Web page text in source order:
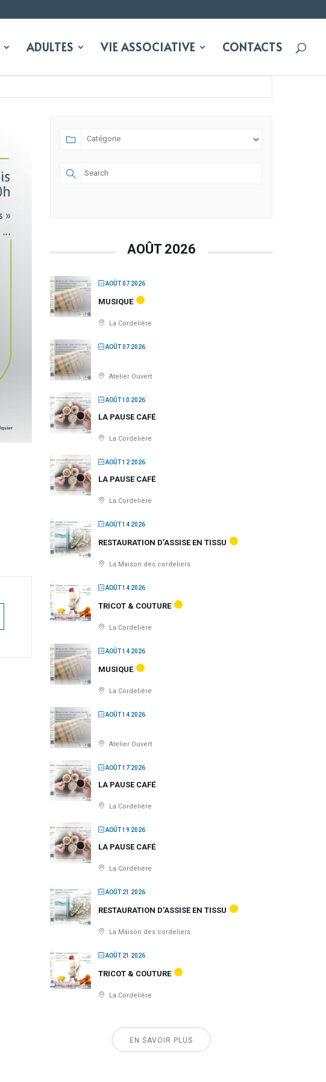
ADULTES VIE ASSOCIATIVE CONTACTS
AOÛT 2026
AOÛT 07 2026
MUSIQUE
La Cordelière
AOÛT 07 2026
Atelier Ouvert
AOÛT 10 2026
LA PAUSE CAFÉ
La Cordelière
AOÛT 12 2026
LA PAUSE CAFÉ
La Cordelière
AOÛT 14 2026
RESTAURATION D’ASSISE EN TISSU
La Maison des cordeliers
AOÛT 14 2026
TRICOT & COUTURE
La Cordelière
AOÛT 14 2026
MUSIQUE
La Cordelière
AOÛT 14 2026
Atelier Ouvert
AOÛT 17 2026
LA PAUSE CAFÉ
La Cordelière
AOÛT 19 2026
LA PAUSE CAFÉ
La Cordelière
AOÛT 21 2026
RESTAURATION D’ASSISE EN TISSU
La Maison des cordeliers
AOÛT 21 2026
TRICOT & COUTURE
La Cordelière
EN SAVOIR PLUS